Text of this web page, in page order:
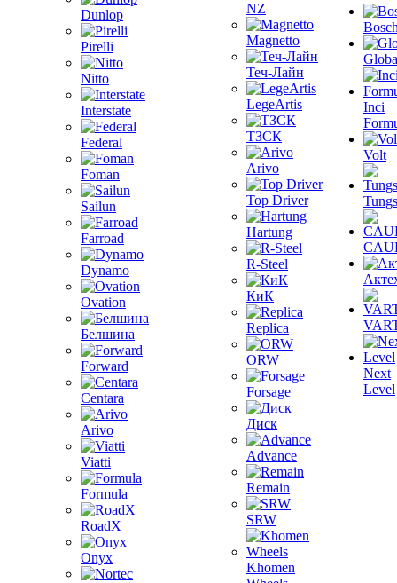
Dunlop
Pirelli
Nitto
Interstate
Federal
Foman
Sailun
Farroad
Dynamo
Ovation
Белшина
Forward
Centara
Arivo
Viatti
Formula
RoadX
Onyx
NZ
Magnetto
Теч-Лайн
LegeArtis
ТЗСК
Arivo
Top Driver
Hartung
R-Steel
КиК
Replica
ORW
Forsage
Диск
Advance
Remain
SRW
Khomen
Inci
Volt
Next
Level